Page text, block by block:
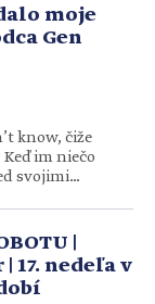
moje
Gen
know, čiže
im niečo
svojimi
deti narodené
|
17. nedeľa v